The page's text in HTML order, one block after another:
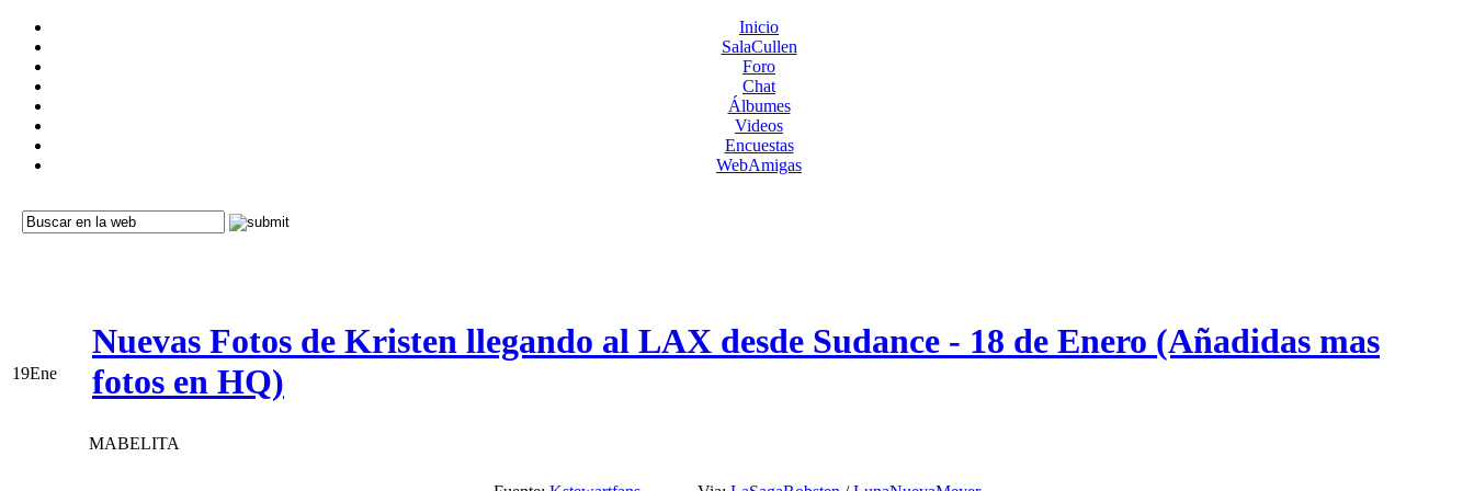
Inicio
SalaCullen
Foro
Chat
Álbumes
Videos
Encuestas
WebAmigas
19Ene
Nuevas Fotos de Kristen llegando al LAX desde Sudance - 18 de Enero (Añadidas mas
fotos en HQ)
MABELITA